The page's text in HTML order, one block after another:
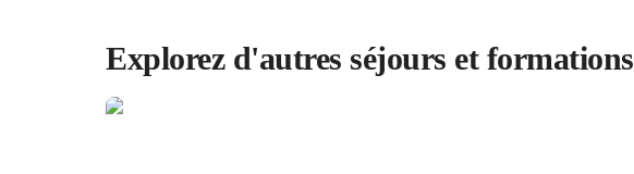
Explorez d'autres séjours et formations